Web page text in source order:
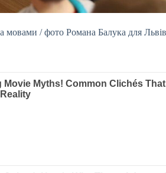
мовами / фото Романа Балука для